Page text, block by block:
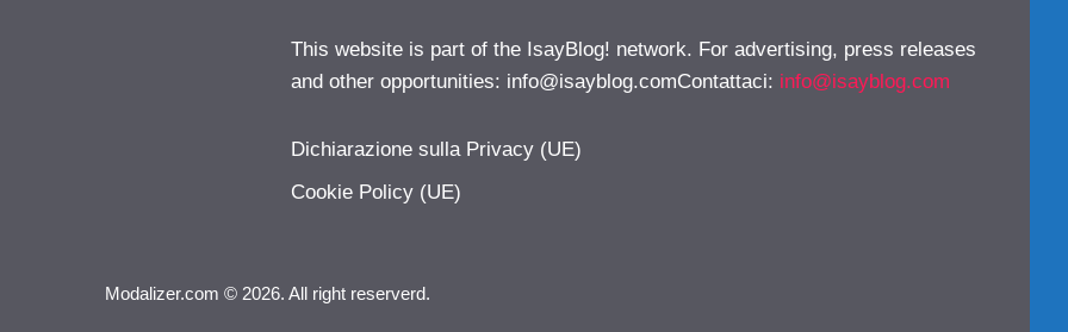
This website is part of the IsayBlog! network. For advertising, press releases
and other opportunities: info@isayblog.comContattaci: info@isayblog.com
Dichiarazione sulla Privacy (UE)
Cookie Policy (UE)
Modalizer.com © 2026. All right reserverd.